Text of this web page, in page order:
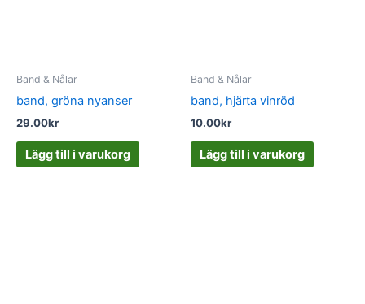
Band & Nålar
band, gröna nyanser
29.00kr
Lägg till i varukorg
Band & Nålar
band, hjärta vinröd
10.00kr
Lägg till i varukorg